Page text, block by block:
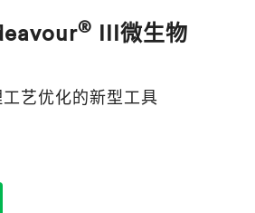
® III微生物
艺优化的新型工具